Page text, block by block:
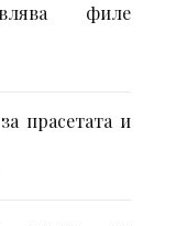
филе
прасетата и